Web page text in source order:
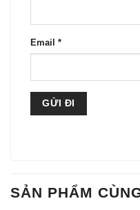
Email *
SẢN PHẨM